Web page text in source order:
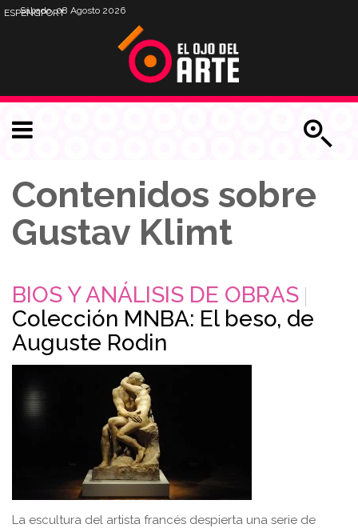
Sábado, 08 Agosto 2026
ESPENGPORT
Contenidos sobre
Gustav Klimt
BIOS Y ANÁLISIS DE OBRAS
Colección MNBA: El beso, de
Auguste Rodin
La escultura del artista francés despierta una serie de